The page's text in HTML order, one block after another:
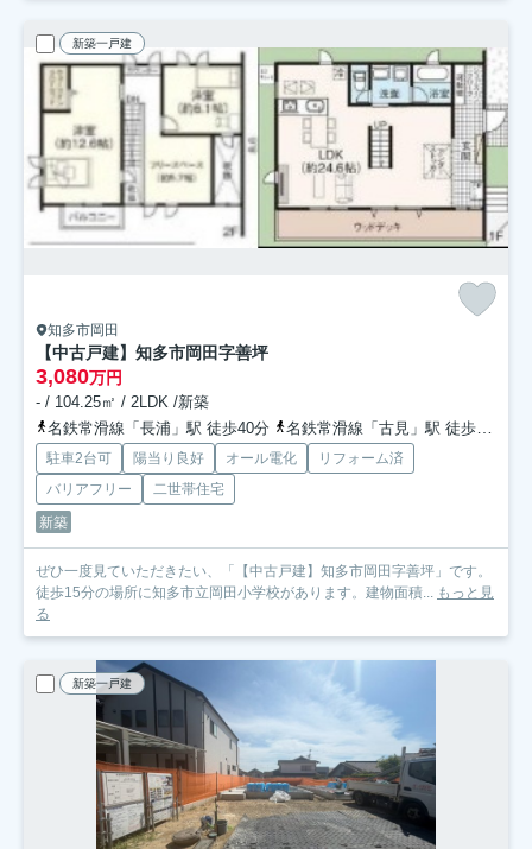
新築一戸建
知多市岡田
【中古戸建】知多市岡田字善坪
3,080万円
- / 104.25㎡ / 2LDK /新築
名鉄常滑線「長浦」駅 徒歩40分
名鉄常滑線「古見」駅 徒歩47分
駐車2台可 陽当り良好 オール電化
リフォーム済
バリアフリー
二世帯住宅
新築
ぜひ一度見ていただきたい、「【中古戸建】知多市岡田字善坪」です。
徒歩15分の場所に知多市立岡田小学校があります。建物面積... もっと見
る
新築一戸建